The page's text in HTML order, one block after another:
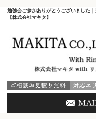
勉強会ご参加ありがとうございました
【株式会社マキタ】